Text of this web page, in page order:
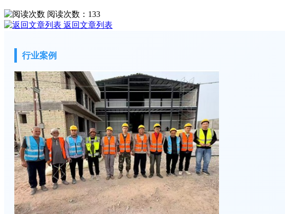
阅读次数： 133
返回文章列表
行业案例